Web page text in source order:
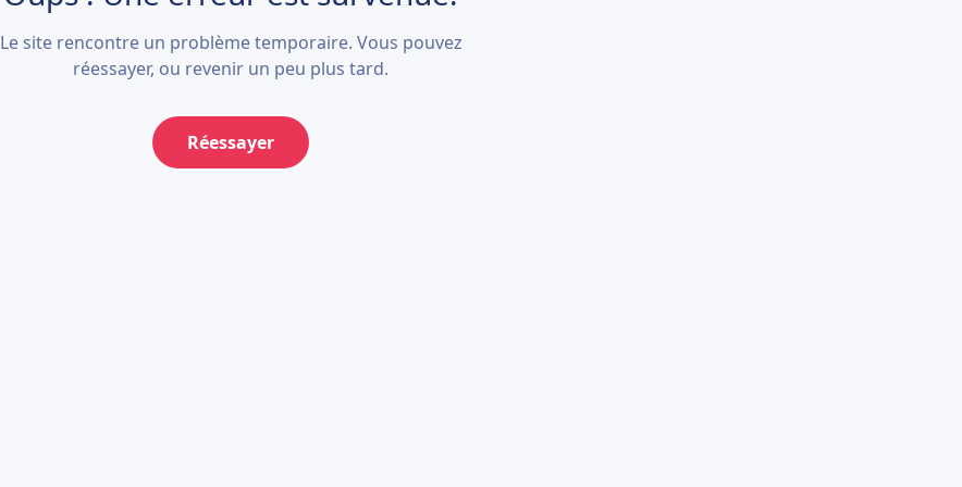
Le site rencontre un problème temporaire. Vous pouvez
réessayer, ou revenir un peu plus tard.
Réessayer